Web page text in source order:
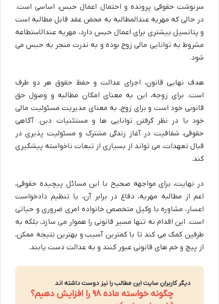
سرنوشت حقوقی پرونده و احتمال اعمال حبس، اساسی است.
در حالی که مهریه عندالمطالبه به محض عقد قابل مطالبه است
و پتانسیل بیشتری برای اعمال حبس دارد، مهریه عندالاستطاعه
مشروط به توانایی مالی زوج بوده و به ندرت منجر به حبس می
شود.
هدف نهایی قانون، اجرای عدالت و حفظ حقوق هر دو طرف
است. برای زوجه، این به معنای امکان مطالبه و وصول حق
قانونی خود است و برای زوج، به معنای مدیریت مسئولیت مالی
خود با در نظر گرفتن توانایی ها و مستثنیات دین. آگاهی
حقوقی، شفافیت در آغاز زندگی مشترک و مسئولیت پذیری در
قبال تعهدات، می تواند از بسیاری از تبعات ناخواسته پیشگیری
کند.
در نهایت، برای مواجهه صحیح با این مسائل پیچیده حقوقی،
اعم از مطالبه مهریه، دفاع در برابر آن، یا تنظیم دادخواست
اعسار، مشاوره با وکیل متخصص خانواده امری ضروری و حیاتی
است. این اقدام نه تنها مسیر قانونی را هموار می سازد، بلکه به
طرفین کمک می کند تا با کمترین آسیب و بهترین نتیجه ممکن،
از پیچ و خم های قانونی عبور کنند و به عدالت دست یابند.
دیگر کاربران سایت این مطالب را نیز دوست داشته اند
چگونه خواسته ماده ۹۸ را افزایش دهیم؟